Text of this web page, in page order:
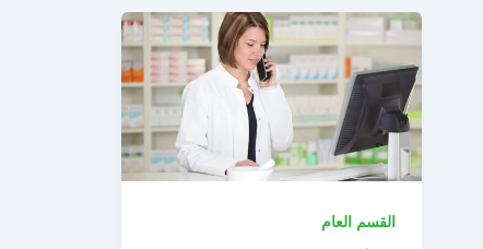
القسم العام